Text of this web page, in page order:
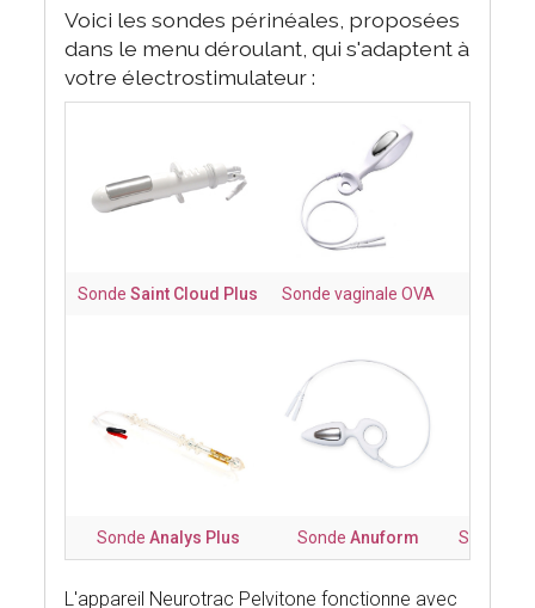
Voici les sondes périnéales, proposées
dans le menu déroulant, qui s'adaptent à
votre électrostimulateur :
SondeSaint Cloud Plus Sonde vaginale OVA
Sonde Analys Plus SondeAnuform Sonde
L'appareil Neurotrac Pelvitone fonctionne avec